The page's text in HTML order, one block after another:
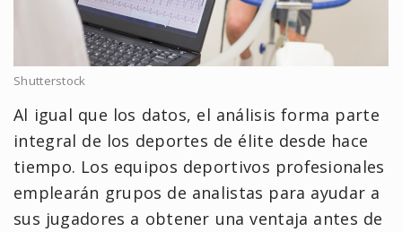
Shutterstock
Al igual que los datos, el análisis forma parte
integral de los deportes de élite desde hace
tiempo. Los equipos deportivos profesionales
emplearán grupos de analistas para ayudar a
sus jugadores a obtener una ventaja antes de